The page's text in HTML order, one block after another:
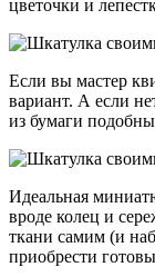
цветочки и
Если вы мастер
вариант. А если
из бумаги
Идеальная
вроде колец и
ткани самим (и
приобрести